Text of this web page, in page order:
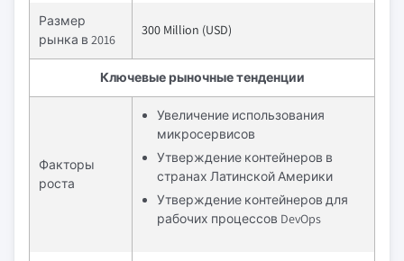
Размер
рынка в 2016
300 Million (USD)
Ключевые рыночные тенденции
Факторы
роста
Увеличение использования
микросервисов
Утверждение контейнеров в
странах Латинской Америки
Утверждение контейнеров для
рабочих процессов DevOps